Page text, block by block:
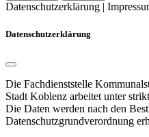
Datenschutzerklärung |
Datenschutzerklärung
Die Fachdienststelle
Stadt Koblenz arbeitet unter
Die Daten werden nach den
Datenschutzgrundverordnung